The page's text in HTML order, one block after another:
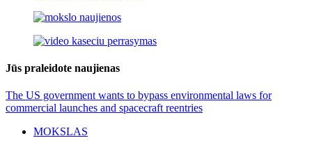
Jūs praleidote naujienas
The US government wants to bypass environmental laws for
commercial launches and spacecraft reentries
MOKSLAS